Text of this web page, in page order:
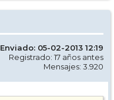
Enviado: 05-02-2013 12:19
Registrado: 17 años antes
Mensajes: 3.920